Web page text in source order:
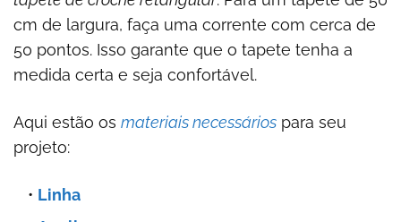
cm de largura, faça uma corrente com cerca de
50 pontos. Isso garante que o tapete tenha a
medida certa e seja confortável.
Aqui estão os materiais necessários para seu
projeto:
Linha